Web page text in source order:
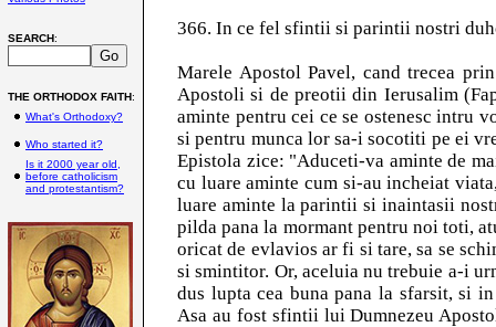
SEARCH:
THE ORTHODOX FAITH:
What's Orthodoxy?
Who started it?
Is it 2000 year old,
before catholicism
and protestantism?
366. In ce fel sfintii si parintii nostri
Marele Apostol Pavel, cand trecea
Apostoli si de preotii din Ierusalim
aminte pentru cei ce se ostenesc intru
si pentru munca lor sa-i socotiti pe ei
Epistola zice: "Aduceti-va aminte de
cu luare aminte cum si-au incheiat
luare aminte la parintii si inaintasii
pilda pana la mormant pentru noi toti,
oricat de evlavios ar fi si tare, sa se
si smintitor. Or, aceluia nu trebuie a-i
dus lupta cea buna pana la sfarsit, si
Asa au fost sfintii lui Dumnezeu